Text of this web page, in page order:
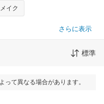
イク
さらに表示
標準
って異なる場合があります。